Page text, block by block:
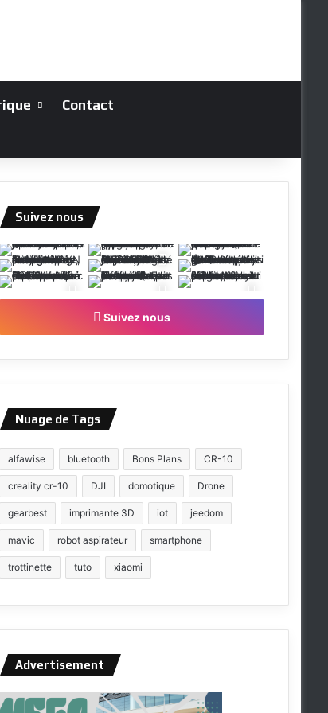
Contact
Suivez nous
Suivez nous
Nuage de Tags
alfawise bluetooth Bons Plans CR-10
creality cr-10 DJI domotique Drone
gearbest imprimante 3D iot jeedom
mavic robot aspirateur smartphone
trottinette tuto xiaomi
Advertisement